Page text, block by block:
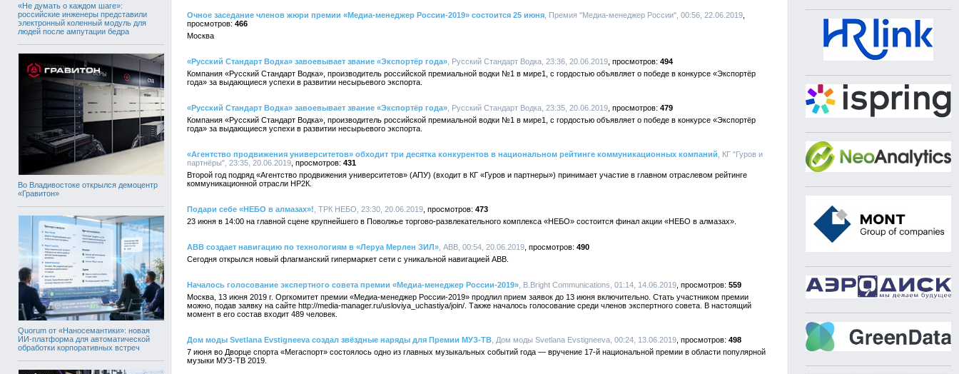
«Не думать о каждом шаге»:
российские инженеры представили
электронный коленный модуль для
людей после ампутации бедра
Во Владивостоке открылся демоцентр
«Гравитон»
Quorum от «Наносемантики»: новая
ИИ-платформа для автоматической
обработки корпоративных встреч
Очное заседание членов жюри премии «Медиа-менеджер России-2019» состоится 25 июня , Премия "Медиа-менеджер России", 00:56, 22.06.2019
466
Москва
«Русский Стандарт Водка» завоевывает звание «Экспортёр года» , Русский Стандарт Водка, 23:36, 20.06.2019
494
Компания «Русский Стандарт Водка», производитель российской премиальной водки №1 в мире1, с гордостью объявляет о победе в конкурсе «Экспортёр
года» за выдающиеся успехи в развитии несырьевого экспорта.
«Русский Стандарт Водка» завоевывает звание «Экспортёр года» , Русский Стандарт Водка, 23:35, 20.06.2019
479
Компания «Русский Стандарт Водка», производитель российской премиальной водки №1 в мире1, с гордостью объявляет о победе в конкурсе «Экспортёр
года» за выдающиеся успехи в развитии несырьевого экспорта.
«Агентство продвижения университетов» обходит три десятка конкурентов в национальном рейтинге коммуникационных компаний , КГ "Гуров и
партнёры", 23:35, 20.06.2019
431
Второй год подряд «Агентство продвижения университетов» (АПУ) (входит в КГ «Гуров и партнеры») принимает участие в главном отраслевом рейтинге
коммуникационной отрасли НР2К.
Подари себе «НЕБО в алмазах»! , ТРК НЕБО, 23:30, 20.06.2019
473
23 июня в 14:00 на главной сцене крупнейшего в Поволжье торгово-развлекательного комплекса «НЕБО» состоится финал акции «НЕБО в алмазах».
ABB создает навигацию по технологиям в «Леруа Мерлен ЗИЛ» , ABB, 00:54, 20.06.2019
490
Сегодня открылся новый флагманский гипермаркет сети с уникальной навигацией ABB.
Началось голосование экспертного совета премии «Медиа-менеджер России-2019» , B.Bright Communications, 01:14, 14.06.2019
559
Москва, 13 июня 2019 г. Оргкомитет премии «Медиа-менеджер России-2019» продлил прием заявок до 13 июня включительно. Стать участником премии
можно, подав заявку на сайте http://media-manager.ru/usloviya_uchastiya/join/. Также началось голосование среди членов экспертного совета. В настоящий
момент в его состав входит 489 человек.
Дом моды Svetlana Evstigneeva создал звёздные наряды для Премии МУЗ-ТВ , Дом моды Svetlana Evstigneeva, 00:24, 13.06.2019
498
7 июня во Дворце спорта «Мегаспорт» состоялось одно из главных музыкальных событий года — вручение 17-й национальной премии в области популярной
музыки МУЗ-ТВ 2019.